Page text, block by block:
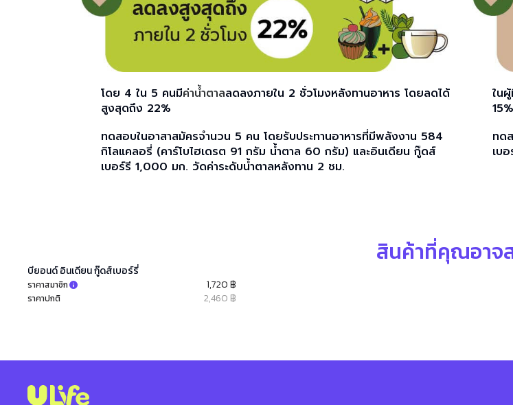
โดย 4 ใน 5 คนมีค่าน้ำตาลลดลงภายใน 2 ชั่วโมงหลังทานอาหาร โดยลดได้
สูงสุดถึง 22%
ทดสอบในอาสาสมัครจำนวน 5 คน โดยรับประทานอาหารที่มีพลังงาน 584
กิโลแคลอรี่ (คาร์โบไฮเดรต 91 กรัม น้ำตาล 60 กรัม) และอินเดียน กู๊ดส์
เบอร์รี 1,000 มก. วัดค่าระดับน้ำตาลหลังทาน 2 ชม.
ใน
ทด
เบ
สินค้าที่คุณอาจ
บียอนด์ อินเดียน กู๊ดส์เบอร์รี่
ราคาสมาชิก 1,720 ฿
ราคาปกติ 2,460 ฿